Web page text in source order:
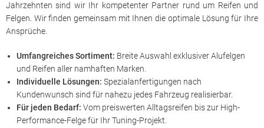
Jahrzehnten sind wir Ihr kompetenter Partner rund um Reifen und
Felgen. Wir finden gemeinsam mit Ihnen die optimale Lösung für Ihre
Ansprüche.
Umfangreiches Sortiment: Breite Auswahl exklusiver Alufelgen
und Reifen aller namhaften Marken.
Individuelle Lösungen: Spezialanfertigungen nach
Kundenwunsch sind für nahezu jedes Fahrzeug realisierbar.
Für jeden Bedarf: Vom preiswerten Alltagsreifen bis zur High-
Performance-Felge für Ihr Tuning-Projekt.